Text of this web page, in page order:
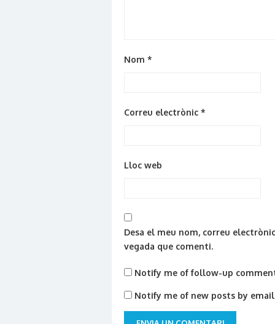
Nom *
Correu electrònic *
Lloc web
Desa el meu nom, correu
vegada que comenti.
Notify me of follow-up
Notify me of new posts by